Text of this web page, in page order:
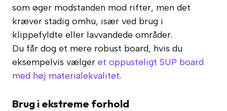
som øger modstanden mod rifter, men det
kræver stadig omhu, især ved brug i
klippefyldte eller lavvandede områder.
Du får dog et mere robust board, hvis du
eksempelvis vælger et oppusteligt SUP board
med høj materialekvalitet.
Brug i ekstreme forhold